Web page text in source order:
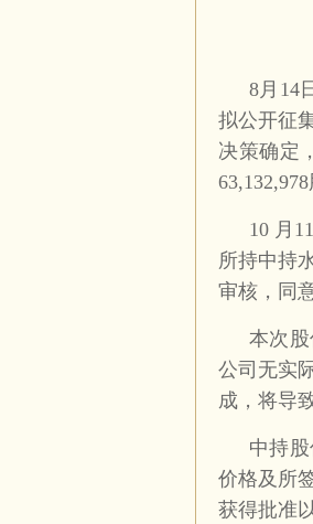
8月14
拟公开征
决策确定
10 月
所持中持
审核，同
本次
公司无实
成，将导
中持
价格及所
获得批准